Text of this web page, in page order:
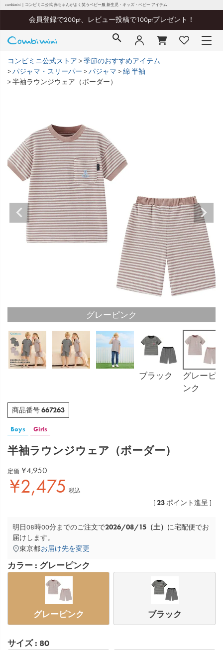
combimini｜コンビミニ公式 赤ちゃんがよく笑うベビー服 新生児・キッズ・ベビー アイテム
会員登録で200pt、レビュー投稿で100ptプレゼント！
コンビミニ公式ストア
季節のおすすめアイテム
パジャマ・スリーパー
パジャマ
綿 半袖
半袖ラウンジウェア（ボーダー）
グレーピンク
ブラック
グレーピ
ンク
商品番号667263
Boys Girls
半袖ラウンジウェア（ボーダー）
定価 ¥4,950
¥2,475 税込
[23ポイント進呈 ]
明日08時00分までのご注文で2026/08/15（土） に宅配便でお
届けします。
東京都お届け先を変更
カラー グレーピンク
グレーピンク ブラック
サイズ 80